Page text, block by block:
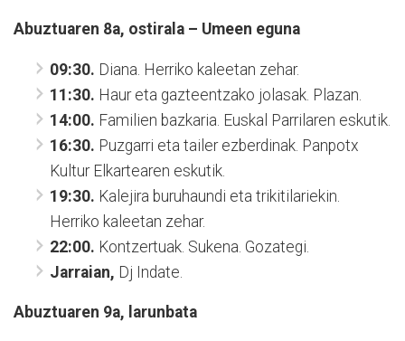
Abuztuaren 8a, ostirala – Umeen eguna
09:30. Diana. Herriko kaleetan zehar.
11:30. Haur eta gazteentzako jolasak. Plazan.
14:00. Familien bazkaria. Euskal Parrilaren eskutik.
16:30. Puzgarri eta tailer ezberdinak. Panpotx
Kultur Elkartearen eskutik.
19:30. Kalejira buruhaundi eta trikitilariekin.
Herriko kaleetan zehar.
22:00. Kontzertuak. Sukena. Gozategi.
Jarraian, Dj Indate.
Abuztuaren 9a, larunbata